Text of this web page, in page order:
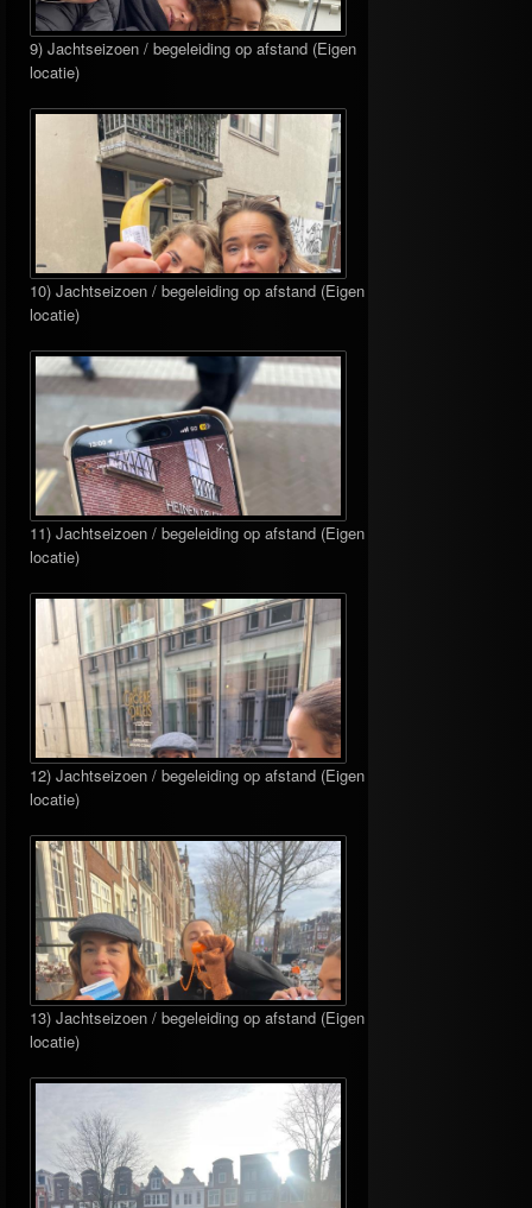
9) Jachtseizoen / begeleiding op afstand (Eigen
locatie)
10) Jachtseizoen / begeleiding op afstand (Eigen
locatie)
11) Jachtseizoen / begeleiding op afstand (Eigen
locatie)
12) Jachtseizoen / begeleiding op afstand (Eigen
locatie)
13) Jachtseizoen / begeleiding op afstand (Eigen
locatie)